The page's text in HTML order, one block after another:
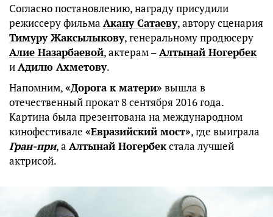
Согласно постановлению, награду присудили
режиссеру фильма Акану Сатаеву, автору сценария
Тимуру Жаксылыкову, генеральному продюсеру
Алие Назарбаевой, актерам –Алтынай Ногербек
иАдилю Ахметову.
Напомним,«Дорога к матери» вышла в
отечественный прокат 8 сентября 2016 года.
Картина была презентована на международном
кинофестивале «Евразийский мост», где выиграла
Гран-при, а Алтынай Ногербекстала лучшей
актрисой.